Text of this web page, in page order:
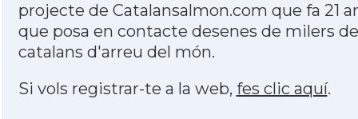
projecte de Catalansalmon.com que fa 21
que posa en contacte desenes de milers de
catalans d'arreu del món.
Si vols registrar-te a la web, fes clic aquí.